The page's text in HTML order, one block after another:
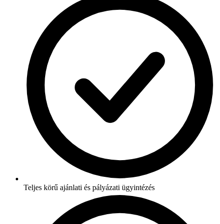
Teljes körű ajánlati és pályázati ügyintézés